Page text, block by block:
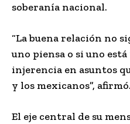
soberanía nacional.
“La buena relación no
uno piensa o si uno
injerencia en asuntos
y los mexicanos”, afirmó.
El eje central de su